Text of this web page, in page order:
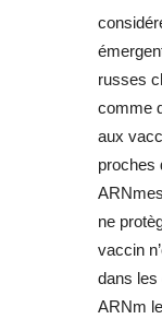
russes
comme
aux
proches
ne
vaccin
dans les
ARNm